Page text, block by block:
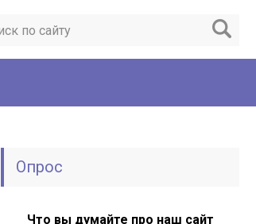
Опрос
Что вы думайте про наш сайт